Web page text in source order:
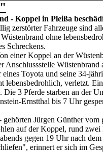
- Koppel in Pleißa
zerstör­ter Fahrzeuge sind
ohne
Schreckens.
einer Koppel an der
Anschlussstelle
Toyota und seine 34-
lebensbedroh­lich, verletzt.
3 Pferde starben an der
Ernstthal bis 7 Uhr
Jür­gen Günther
auf der Koppel, rund
gegen 19 Uhr nach
erinnert er sich im